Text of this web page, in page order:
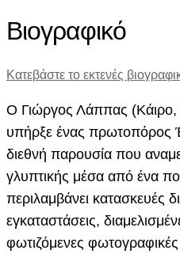
Βιογραφικό
Κατεβάστε το εκτενές
Ο Γιώργος Λάππας
υπήρξε ένας πρωτοπόρος
διεθνή παρουσία που
γλυπτικής μέσα από ένα
περιλαμβάνει κατασκευές
εγκαταστάσεις,
φωτιζόμενες